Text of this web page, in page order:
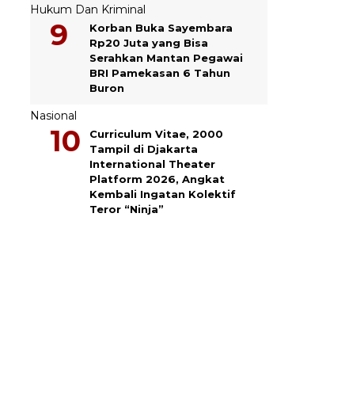
Hukum Dan Kriminal
Korban Buka Sayembara
Rp20 Juta yang Bisa
Serahkan Mantan Pegawai
BRI Pamekasan 6 Tahun
Buron
Nasional
Curriculum Vitae, 2000
Tampil di Djakarta
International Theater
Platform 2026, Angkat
Kembali Ingatan Kolektif
Teror “Ninja”